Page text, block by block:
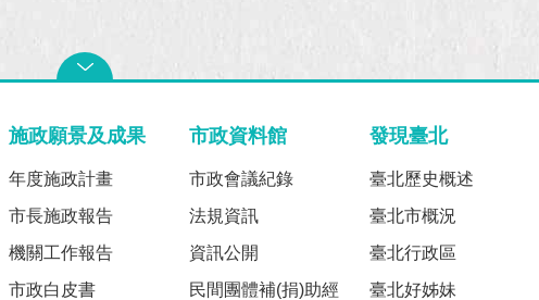
施政願景及成果
年度施政計畫
市長施政報告
機關工作報告
市政白皮書
市政資料館
市政會議紀錄
法規資訊
資訊公開
民間團體補(捐)助經
發現臺北
臺北歷史概述
臺北市概況
臺北行政區
臺北好姊妹